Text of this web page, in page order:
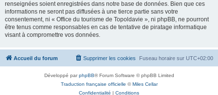
renseignées soient enregistrées dans notre base de données. Bien que ces
informations ne seront pas diffusées à une tierce partie sans votre
consentement, ni « Office du tourisme de Topoldavie », ni phpBB, ne pourront
être tenus comme responsables en cas de tentative de piratage informatique
visant à compromettre vos données.
Accueil du forum Fuseau horaire sur UTC+02:00
Supprimer les cookies
Développé parphpBB® Forum Software © phpBB Limited
Traduction française officielle ©Miles Cellar
Confidentialité | Conditions